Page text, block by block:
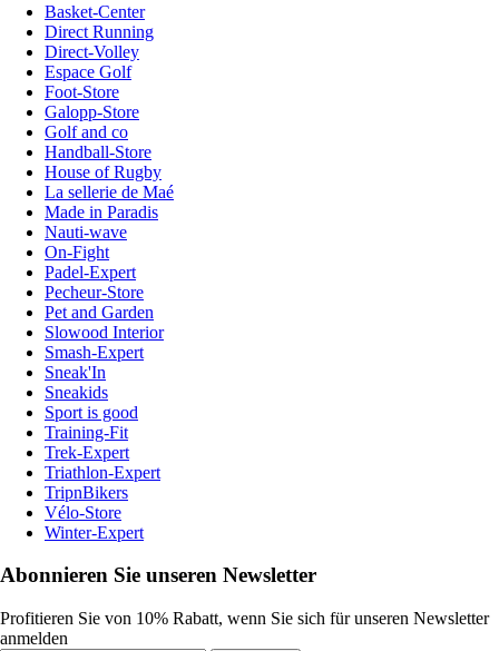
Basket-Center
Direct Running
Direct-Volley
Espace Golf
Foot-Store
Galopp-Store
Golf and co
Handball-Store
House of Rugby
La sellerie de Maé
Made in Paradis
Nauti-wave
On-Fight
Padel-Expert
Pecheur-Store
Pet and Garden
Slowood Interior
Smash-Expert
Sneak'In
Sneakids
Sport is good
Training-Fit
Trek-Expert
Triathlon-Expert
TripnBikers
Vélo-Store
Winter-Expert
Abonnieren Sie unseren Newsletter
Profitieren Sie von 10% Rabatt, wenn Sie sich für unseren Newsletter
anmelden